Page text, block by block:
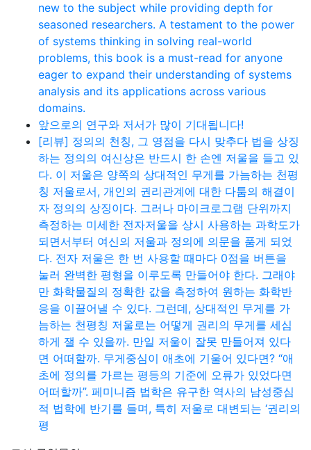
new to the subject while providing depth for
seasoned researchers. A testament to the power
of systems thinking in solving real-world
problems, this book is a must-read for anyone
eager to expand their understanding of systems
analysis and its applications across various
domains.
앞으로의 연구와 저서가 많이 기대됩니다!
[리뷰] 정의의 천칭, 그 영점을 다시 맞추다 법을 상징
하는 정의의 여신상은 반드시 한 손엔 저울을 들고 있
다. 이 저울은 양쪽의 상대적인 무게를 가늠하는 천평
칭 저울로서, 개인의 권리관계에 대한 다툼의 해결이
자 정의의 상징이다. 그러나 마이크로그램 단위까지
측정하는 미세한 전자저울을 상시 사용하는 과학도가
되면서부터 여신의 저울과 정의에 의문을 품게 되었
다. 전자 저울은 한 번 사용할 때마다 0점을 버튼을
눌러 완벽한 평형을 이루도록 만들어야 한다. 그래야
만 화학물질의 정확한 값을 측정하여 원하는 화학반
응을 이끌어낼 수 있다. 그런데, 상대적인 무게를 가
늠하는 천평칭 저울로는 어떻게 권리의 무게를 세심
하게 잴 수 있을까. 만일 저울이 잘못 만들어져 있다
면 어떠할까. 무게중심이 애초에 기울어 있다면? “애
초에 정의를 가르는 평등의 기준에 오류가 있었다면
어떠할까”. 페미니즘 법학은 유구한 역사의 남성중심
적 법학에 반기를 들며, 특히 저울로 대변되는 ‘권리의
평